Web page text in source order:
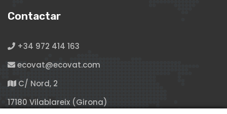
Contactar
+34 972 414 163
ecovat@ecovat.com
C/ Nord, 2
17180 Vilablareix (Girona)